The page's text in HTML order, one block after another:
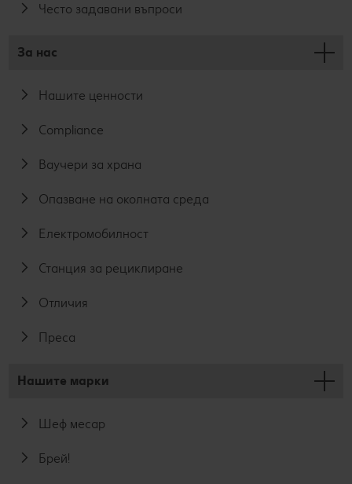
Често задавани въпроси
За нас
Нашите ценности
Compliance
Ваучери за храна
Опазване на околната среда
Електромобилност
Станция за рециклиране
Отличия
Преса
Нашите марки
Шеф месар
Брей!